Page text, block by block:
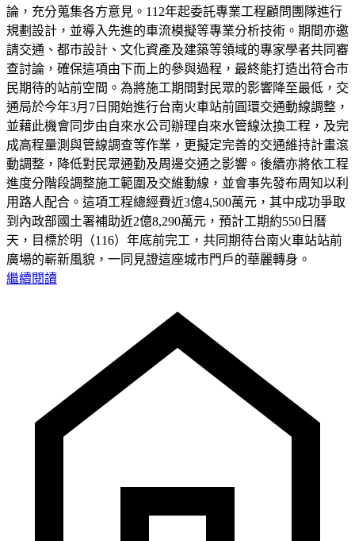
論，充分蒐集各方意見。112年起委託專業工程顧問團隊進行
規劃設計，並導入先進的車流模擬等專業分析技術。期間亦邀
請交通、都市設計、文化資產及建築等領域的專家學者共同審
查討論，確保這項由下而上的參與過程，最終能打造出符合市
民期待的站前空間。為將施工期間對民眾的影響降至最低，交
通局於今年3月7日開始進行台南火車站前圓環交通動線調整，
並藉此機會同步由自來水公司辦理自來水管線汰換工程，及完
成高程量測與管線調查等作業，更擬定完善的交通維持計畫滾
動調整，降低對民眾通勤及周邊交通之影響。後續亦將依工程
進度分階段調整施工範圍及交維動線，並會事先發布周知以利
用路人配合。這項工程總經費近3億4,500萬元，其中成功爭取
到內政部國土署補助近2億8,290萬元，預計工期約550日曆
天，目標於明（116）年底前完工，共同期待台南火車站站前
廣場的嶄新風貌，一同見證這座城市門戶的華麗轉身。
繼續閱讀